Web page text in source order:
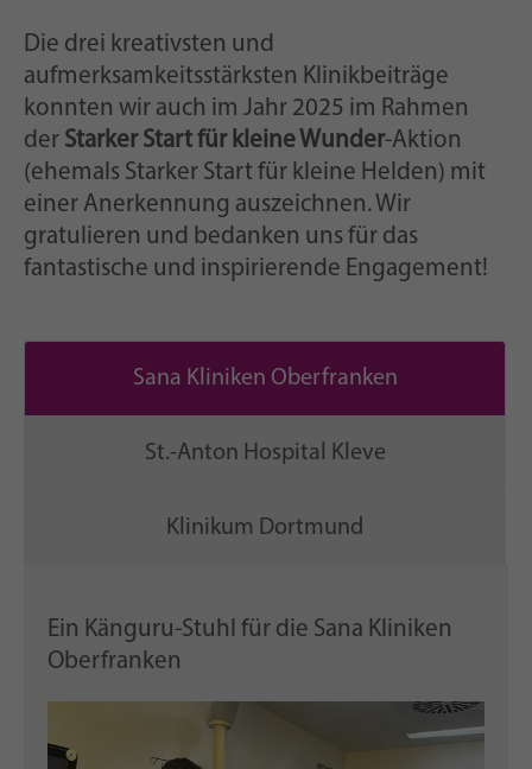
Die drei kreativsten und
aufmerksamkeitsstärksten Klinikbeiträge
konnten wir auch im Jahr 2025 im Rahmen
der Starker Start für kleine Wunder-Aktion
(ehemals Starker Start für kleine Helden) mit
einer Anerkennung auszeichnen. Wir
gratulieren und bedanken uns für das
fantastische und inspirierende Engagement!
Sana Kliniken Oberfranken
St.-Anton Hospital Kleve
Klinikum Dortmund
Ein Känguru-Stuhl für die Sana Kliniken
Oberfranken